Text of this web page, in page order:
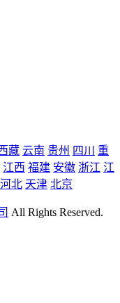
藏 云南 贵州 四川
重
江西 福建 安徽 浙江 江
河北 天津 北京
All Rights Reserved.